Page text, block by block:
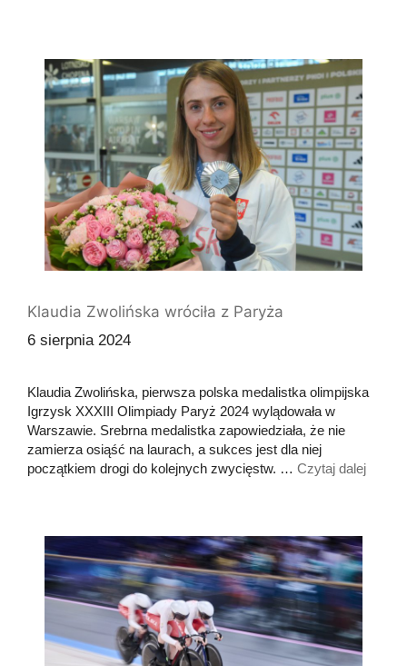
Klaudia Zwolińska wróciła z Paryża
6 sierpnia 2024
Klaudia Zwolińska, pierwsza polska medalistka olimpijska
Igrzysk XXXIII Olimpiady Paryż 2024 wylądowała w
Warszawie. Srebrna medalistka zapowiedziała, że nie
zamierza osiąść na laurach, a sukces jest dla niej
początkiem drogi do kolejnych zwycięstw. … Czytaj dalej